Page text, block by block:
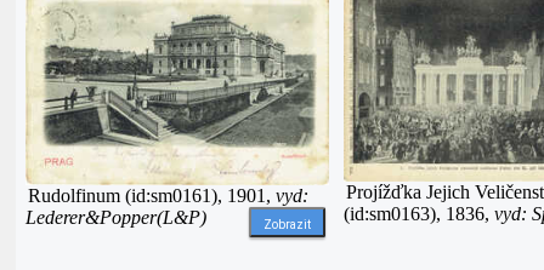
Rudolfinum (id:sm0161), 1901, vyd:
Lederer&Popper(L&P)
Zobrazit
Projížďka Jejich
(id:sm0163), 1836, vyd: